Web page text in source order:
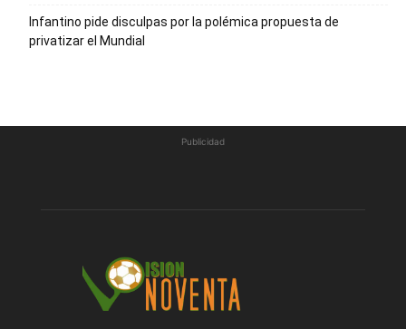
Infantino pide disculpas por la polémica propuesta de
privatizar el Mundial
Publicidad